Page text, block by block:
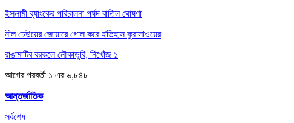
ইসলামী ব্যাংকের পরিচালনা পর্ষদ বাতিল ঘোষণা
নীল ঢেউয়ের জোয়ারে গোল করে ইতিহাস কুরাসাওয়ের
রাঙামাটির বরকলে নৌকাডুবি, নিখোঁজ ১
আগেরপরবর্তী ১ এর ৬,৮৪৮
আন্তর্জাতিক
সর্বশেষ